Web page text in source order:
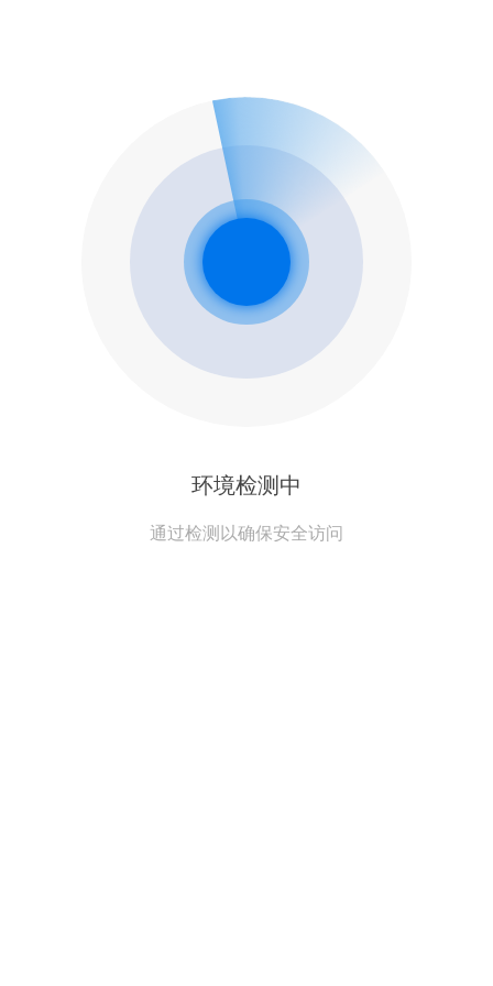
环境检测中
通过检测以确保安全访问